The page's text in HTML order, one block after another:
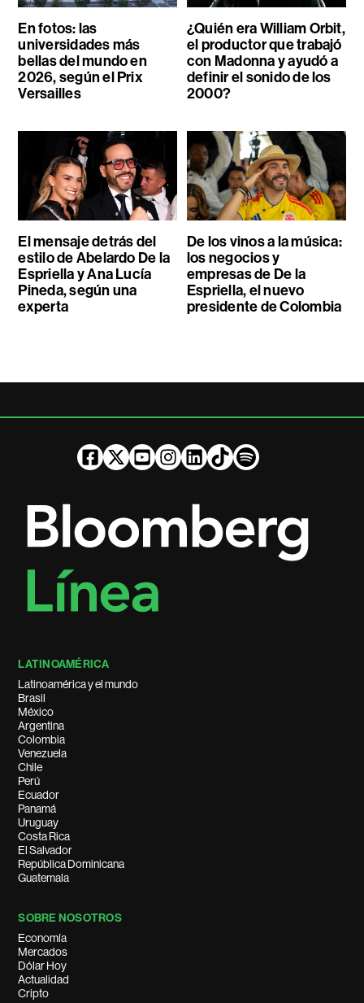
En fotos: las
universidades más
bellas del mundo en
2026, según el Prix
Versailles
¿Quién era William Orbit,
el productor que trabajó
con Madonna y ayudó a
definir el sonido de los
2000?
El mensaje detrás del
estilo de Abelardo De la
Espriella y Ana Lucía
Pineda, según una
experta
De los vinos a la música:
los negocios y
empresas de De la
Espriella, el nuevo
presidente de Colombia
LATINOAMÉRICA
Latinoamérica y el mundo
Brasil
México
Argentina
Colombia
Venezuela
Chile
Perú
Ecuador
Panamá
Uruguay
Costa Rica
El Salvador
República Dominicana
Guatemala
SOBRE NOSOTROS
Economía
Mercados
Dólar Hoy
Actualidad
Cripto